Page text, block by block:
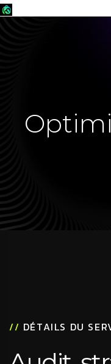
// DÉTAILS DU